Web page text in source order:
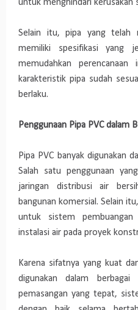
untuk menghindari kerusakan
Selain itu, pipa yang telah
memiliki spesifikasi yang
memudahkan
karakteristik pipa sudah
berlaku.
Penggunaan Pipa PVC dalam
Pipa PVC banyak digunakan
Salah satu penggunaan
jaringan distribusi air
bangunan komersial. Selain
untuk sistem
instalasi air pada proyek
Karena sifatnya yang kuat
digunakan dalam berbagai
pemasangan yang tepat,